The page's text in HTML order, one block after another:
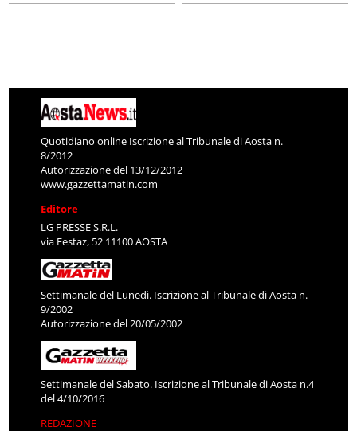
Quotidiano online Iscrizione al Tribunale di Aosta n.
8/2012
Autorizzazione del 13/12/2012
www.gazzettamatin.com
Editore
LG PRESSE S.R.L.
via Festaz, 52 11100 AOSTA
Settimanale del Lunedì. Iscrizione al Tribunale di Aosta n.
9/2002
Autorizzazione del 20/05/2002
Settimanale del Sabato. Iscrizione al Tribunale di Aosta n.4
del 4/10/2016
REDAZIONE